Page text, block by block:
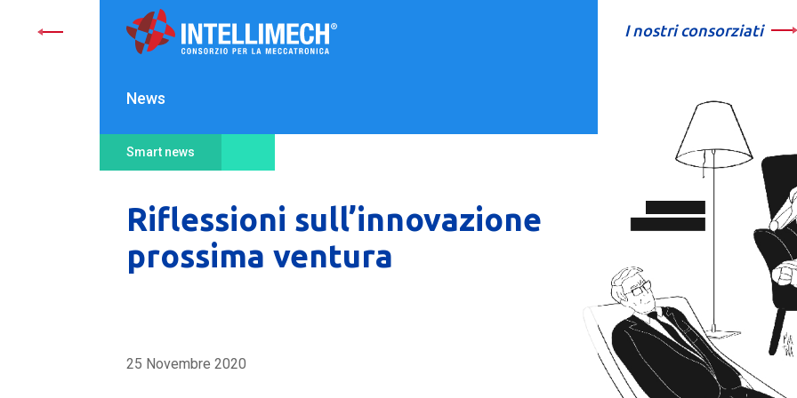
I nostri consorziati
News
Smart news
Riflessioni sull’innovazione
prossima ventura
25 Novembre 2020